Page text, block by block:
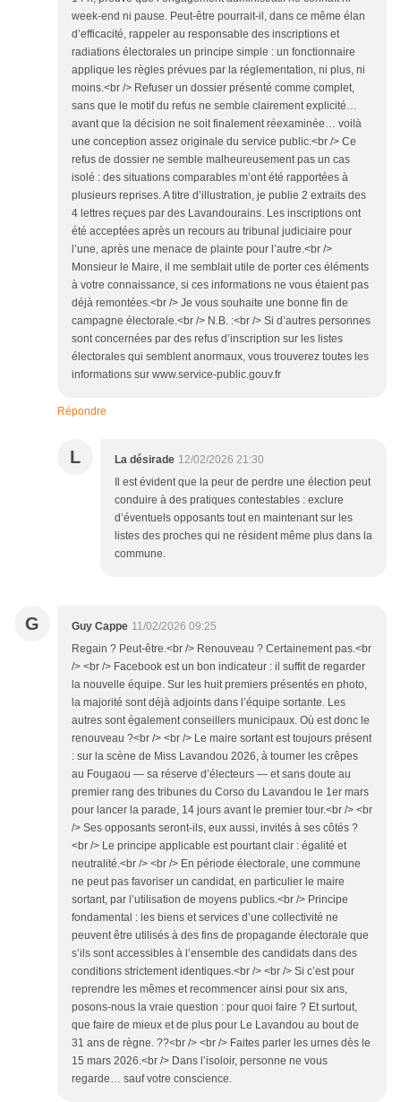
week-end ni pause. Peut-être pourrait-il, dans ce même élan
d’efficacité, rappeler au responsable des inscriptions et
radiations électorales un principe simple : un fonctionnaire
applique les règles prévues par la réglementation, ni plus, ni
moins.<br /> Refuser un dossier présenté comme complet,
sans que le motif du refus ne semble clairement explicité…
avant que la décision ne soit finalement réexaminée… voilà
une conception assez originale du service public.<br /> Ce
refus de dossier ne semble malheureusement pas un cas
isolé : des situations comparables m’ont été rapportées à
plusieurs reprises. A titre d’illustration, je publie 2 extraits des
4 lettres reçues par des Lavandourains. Les inscriptions ont
été acceptées après un recours au tribunal judiciaire pour
l’une, après une menace de plainte pour l’autre.<br />
Monsieur le Maire, il me semblait utile de porter ces éléments
à votre connaissance, si ces informations ne vous étaient pas
déjà remontées.<br /> Je vous souhaite une bonne fin de
campagne électorale.<br /> N.B. :<br /> Si d’autres personnes
sont concernées par des refus d’inscription sur les listes
électorales qui semblent anormaux, vous trouverez toutes les
informations sur www.service-public.gouv.fr
Répondre
L La désirade 12/02/2026 21:30
Il est évident que la peur de perdre une élection peut
conduire à des pratiques contestables : exclure
d’éventuels opposants tout en maintenant sur les
listes des proches qui ne résident même plus dans la
commune.
G Guy Cappe 11/02/2026 09:25
Regain ? Peut-être.<br /> Renouveau ? Certainement pas.<br
/> <br /> Facebook est un bon indicateur : il suffit de regarder
la nouvelle équipe. Sur les huit premiers présentés en photo,
la majorité sont déjà adjoints dans l’équipe sortante. Les
autres sont également conseillers municipaux. Où est donc le
renouveau ?<br /> <br /> Le maire sortant est toujours présent
: sur la scène de Miss Lavandou 2026, à tourner les crêpes
au Fougaou — sa réserve d’électeurs — et sans doute au
premier rang des tribunes du Corso du Lavandou le 1er mars
pour lancer la parade, 14 jours avant le premier tour.<br /> <br
/> Ses opposants seront-ils, eux aussi, invités à ses côtés ?
<br /> Le principe applicable est pourtant clair : égalité et
neutralité.<br /> <br /> En période électorale, une commune
ne peut pas favoriser un candidat, en particulier le maire
sortant, par l’utilisation de moyens publics.<br /> Principe
fondamental : les biens et services d’une collectivité ne
peuvent être utilisés à des fins de propagande électorale que
s’ils sont accessibles à l’ensemble des candidats dans des
conditions strictement identiques.<br /> <br /> Si c’est pour
reprendre les mêmes et recommencer ainsi pour six ans,
posons-nous la vraie question : pour quoi faire ? Et surtout,
que faire de mieux et de plus pour Le Lavandou au bout de
31 ans de règne. ??<br /> <br /> Faites parler les urnes dès le
15 mars 2026.<br /> Dans l’isoloir, personne ne vous
regarde… sauf votre conscience.